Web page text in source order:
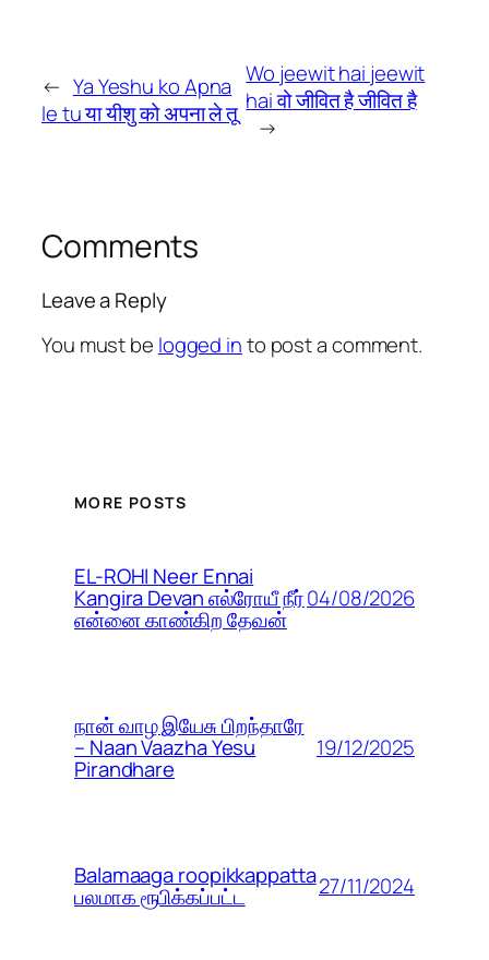
← Ya Yeshu ko Apna
le tu या यीशु को अपना ले तू
Wo jeewit hai jeewit
hai वो जीवित है जीवित है
→
Comments
Leave a Reply
You must be logged into post a comment.
MORE POSTS
EL-ROHI Neer Ennai
Kangira Devan எல்ரோயீ நீர்
என்னை காண்கிற தேவன்
04/08/2026
நான் வாழ இயேசு பிறந்தாரே
– Naan Vaazha Yesu
Pirandhare
19/12/2025
Balamaaga roopikkappatta
பலமாக ரூபிக்கப்பட்ட 27/11/2024